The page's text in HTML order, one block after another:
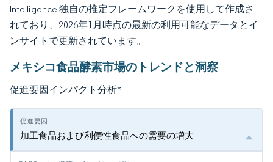
Intelligence 独自の推定フレームワークを使用して作成さ
れており、2026年1月時点の最新の利用可能なデータとイ
ンサイトで更新されています。
メキシコ食品酵素市場のトレンドと洞察
促進要因インパクト分析*
加工食品および利便性食品への需要の増大